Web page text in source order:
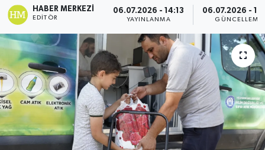
HABER MERKEZI
EDITÖR
06.07.2026 - 14:13
YAYINLANMA
06.07.2026 -
GÜNCELLEME
EĞİTİM
SAĞLIK
MAGAZİN
SPOR
Son Dakika Haberleri
Haber Arşivi